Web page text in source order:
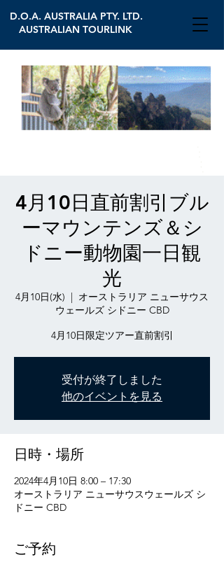
D.O.A. AUSTRALIA PTY. LTD.
AUSTRALIAN TOURLINK
4月10日直前割引ブル
ーマウンテンズ＆シ
ドニー動物園一日観
光
4月10日(水)
  |
オーストラリア ニューサウス
ウェールズ シドニー CBD
受付が終了しました
他のイベントを見る
日時・場所
2024年4月10日 8:00 – 17:30
オーストラリア ニューサウスウェールズ シ
ドニー CBD
ご予約